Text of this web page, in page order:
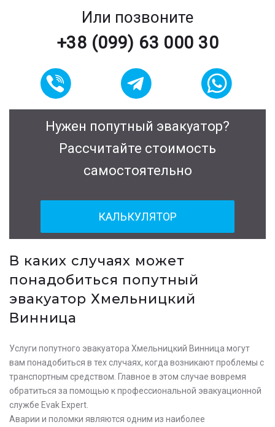
Или позвоните
+38 (099) 63 000 30
Нужен попутный эвакуатор?
Рассчитайте стоимость
самостоятельно
КАЛЬКУЛЯТОР
В каких случаях может
понадобиться попутный
эвакуатор Хмельницкий
Винница
Услуги попутного эвакуатора Хмельницкий Винница могут
вам понадобиться в тех случаях, когда возникают проблемы с
транспортным средством. Главное в этом случае вовремя
обратиться за помощью к профессиональной эвакуационной
службе Evak Expert.
Аварии и поломки являются одним из наиболее